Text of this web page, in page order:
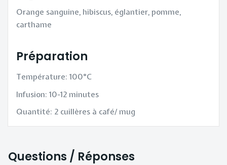
Orange sanguine, hibiscus, églantier, pomme,
carthame
Préparation
Température: 100°C
Infusion: 10-12 minutes
Quantité: 2 cuillères à café/ mug
Questions / Réponses